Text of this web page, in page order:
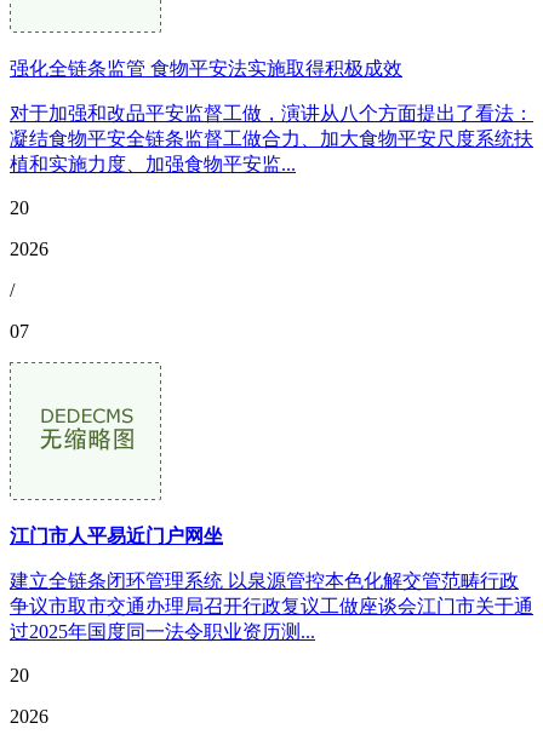
强化全链条监管 食物平安法实施取得积极成效
对于加强和改品平安监督工做，演讲从八个方面提出了看法：
凝结食物平安全链条监督工做合力、加大食物平安尺度系统扶
植和实施力度、加强食物平安监...
20
2026
/
07
江门市人平易近门户网坐
建立全链条闭环管理系统 以泉源管控本色化解交管范畴行政
争议市取市交通办理局召开行政复议工做座谈会江门市关于通
过2025年国度同一法令职业资历测...
20
2026